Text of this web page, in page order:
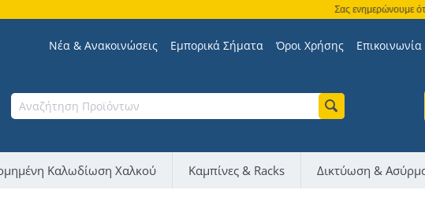
Σας ενημερώνουμε ότι
Νέα & Ανακοινώσεις Εμπορικά Σήματα Όροι Χρήσης Επικοινωνία
Καλωδίωση Χαλκού Καμπίνες & Racks Δικτύωση &